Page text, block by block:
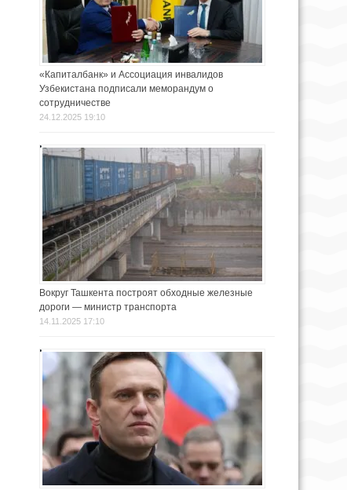
«Капиталбанк» и Ассоциация инвалидов
Узбекистана подписали меморандум о
сотрудничестве
24.12.2025 19:10
Вокруг Ташкента построят обходные железные
дороги — министр транспорта
14.11.2025 17:10